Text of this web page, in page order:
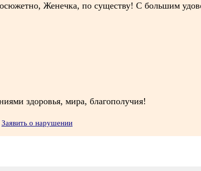
Женечка, по существу! С большим
здоровья, мира, благополучия!
Заявить о нарушении